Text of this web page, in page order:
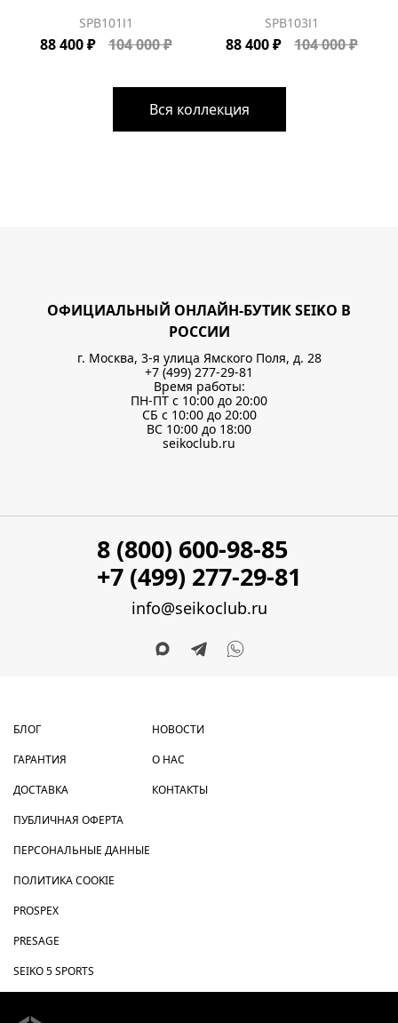
SPB101J1
88 400 ₽ 104 000 ₽
SPB103J1
88 400 ₽ 104 000 ₽
Вся коллекция
ОФИЦИАЛЬНЫЙ ОНЛАЙН-БУТИК SEIKO В
РОССИИ
г. Москва, 3-я улица Ямского Поля, д. 28
+7 (499) 277-29-81
Время работы:
ПН-ПТ с 10:00 до 20:00
СБ с 10:00 до 20:00
ВС 10:00 до 18:00
seikoclub.ru
8 (800) 600-98-85
+7 (499) 277-29-81
info@seikoclub.ru
БЛОГ
ГАРАНТИЯ
ДОСТАВКА
НОВОСТИ
О НАС
КОНТАКТЫ
ПУБЛИЧНАЯ ОФЕРТА
ПЕРСОНАЛЬНЫЕ ДАННЫЕ
ПОЛИТИКА COOKIE
PROSPEX
PRESAGE
SEIKO 5 SPORTS